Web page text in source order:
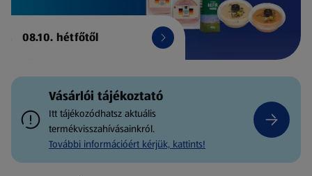
08.10. hétfőtől
Vásárlói tájékoztató
Itt tájékozódhatsz aktuális
termékvisszahívásainkról.
További információért kérjük, kattints!